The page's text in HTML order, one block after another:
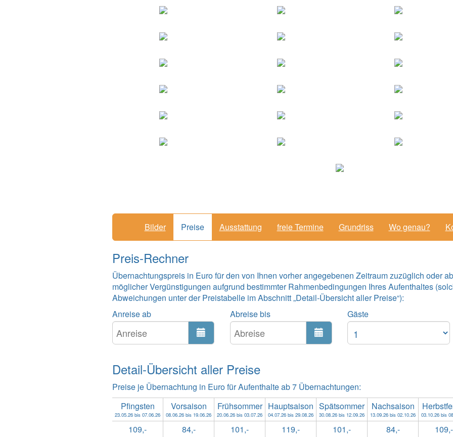
Bilder Preise Ausstattung freie Termine Grundriss Wo genau?
Preis-Rechner
Übernachtungspreis in Euro für den von Ihnen vorher angegebenen Zeitraum zuzüglich oder
möglicher Vergünstigungen aufgrund bestimmter Rahmenbedingungen Ihres Aufenthaltes
Abweichungen unter der Preistabelle im Abschnitt „Detail-Übersicht aller Preise“):
Anreise ab
Abreise bis Gäste
Detail-Übersicht aller Preise
Preise je Übernachtung in Euro für Aufenthalte ab 7 Übernachtungen:
Pfingsten
23.05.26 bis 07.06.26
Vorsaison
08.06.26 bis 19.06.26
Frühsommer
20.06.26 bis 03.07.26
Hauptsaison
04.07.26 bis 29.08.26
Spätsommer
30.08.26 bis 12.09.26
Nachsaison
13.09.26 bis 02.10.26 03.10.26 bis
109,- 84,- 101,- 119,- 101,- 84,- 109,-